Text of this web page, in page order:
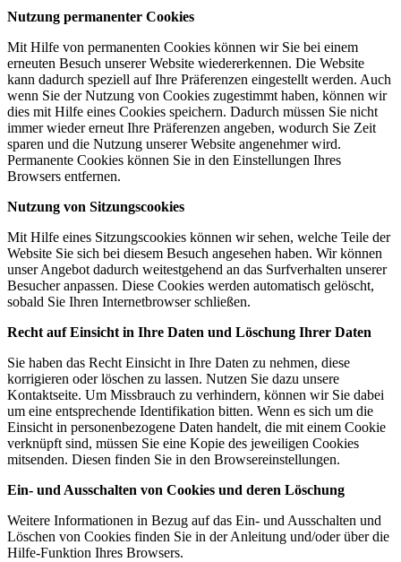
Nutzung permanenter Cookies
Mit Hilfe von permanenten Cookies können wir Sie bei einem
erneuten Besuch unserer Website wiedererkennen. Die Website
kann dadurch speziell auf Ihre Präferenzen eingestellt werden. Auch
wenn Sie der Nutzung von Cookies zugestimmt haben, können wir
dies mit Hilfe eines Cookies speichern. Dadurch müssen Sie nicht
immer wieder erneut Ihre Präferenzen angeben, wodurch Sie Zeit
sparen und die Nutzung unserer Website angenehmer wird.
Permanente Cookies können Sie in den Einstellungen Ihres
Browsers entfernen.
Nutzung von Sitzungscookies
Mit Hilfe eines Sitzungscookies können wir sehen, welche Teile der
Website Sie sich bei diesem Besuch angesehen haben. Wir können
unser Angebot dadurch weitestgehend an das Surfverhalten unserer
Besucher anpassen. Diese Cookies werden automatisch gelöscht,
sobald Sie Ihren Internetbrowser schließen.
Recht auf Einsicht in Ihre Daten und Löschung Ihrer Daten
Sie haben das Recht Einsicht in Ihre Daten zu nehmen, diese
korrigieren oder löschen zu lassen. Nutzen Sie dazu unsere
Kontaktseite. Um Missbrauch zu verhindern, können wir Sie dabei
um eine entsprechende Identifikation bitten. Wenn es sich um die
Einsicht in personenbezogene Daten handelt, die mit einem Cookie
verknüpft sind, müssen Sie eine Kopie des jeweiligen Cookies
mitsenden. Diesen finden Sie in den Browsereinstellungen.
Ein- und Ausschalten von Cookies und deren Löschung
Weitere Informationen in Bezug auf das Ein- und Ausschalten und
Löschen von Cookies finden Sie in der Anleitung und/oder über die
Hilfe-Funktion Ihres Browsers.